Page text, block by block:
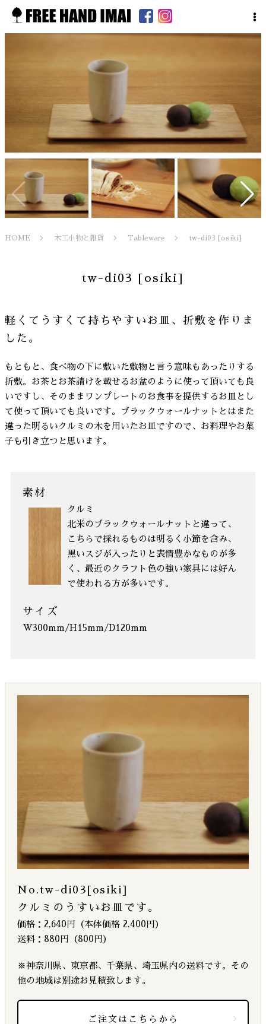
HOME 木工小物と雑貨 Tableware tw-di03 [osiki]
tw-di03 [osiki]
軽くてうすくて持ちやすいお皿、折敷を作りま
した。
もともと、食べ物の下に敷いた敷物と言う意味もあったりする
折敷。お茶とお茶請けを載せるお盆のように使って頂いても良
いですし、そのままワンプレートのお食事を提供するお皿とし
て使って頂いても良いです。ブラックウォールナットとはまた
違った明るいクルミの木を用いたお皿ですので、お料理やお菓
子も引き立つと思います。
素材
クルミ
北米のブラックウォールナットと違って、
こちらで採れるものは明るく小節を含み、
黒いスジが入ったりと表情豊かなものが多
く、最近のクラフト色の強い家具には好ん
で使われる方が多いです。
サイズ
W300mm/H15mm/D120mm
No.tw-di03[osiki]
クルミのうすいお皿です。
価格：2,640円（本体価格 2,400円）
送料：880円（800円）
※神奈川県、東京都、千葉県、埼玉県内の送料です。その
他の地域は別途お見積致します。
ご注文はこちらから